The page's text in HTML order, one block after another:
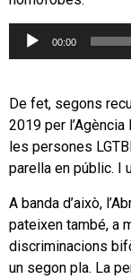
Reproductor
00:00
De fet, segons
2019 per
les persones
parella en públic. I
A banda d’això,
pateixen també, a
discriminacions
un segon pla. La